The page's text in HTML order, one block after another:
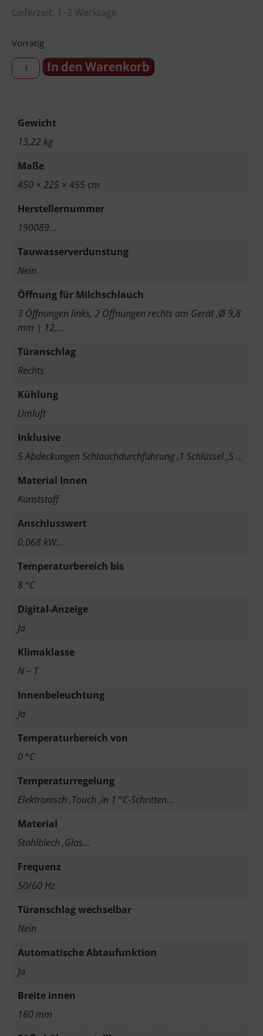
Lieferzeit: 1–2 Werktage
Vorrätig
In den Warenkorb
Gewicht
13,22 kg
Maße
450 × 225 × 455 cm
Herstellernummer
190089…
Tauwasserverdunstung
Nein
Öffnung für Milchschlauch
3 Öffnungen links, 2 Öffnungen rechts am Gerät ,Ø 9,8
mm | 12,…
Türanschlag
Rechts
Kühlung
Umluft
Inklusive
5 Abdeckungen Schlauchdurchführung ,1 Schlüssel ,5 …
Material Innen
Kunststoff
Anschlusswert
0,068 kW…
Temperaturbereich bis
8 °C
Digital-Anzeige
Ja
Klimaklasse
N – T
Innenbeleuchtung
Ja
Temperaturbereich von
0 °C
Temperaturregelung
Elektronisch ,Touch ,in 1 °C-Schritten…
Material
Stahlblech ,Glas…
Frequenz
50/60 Hz
Türanschlag wechselbar
Nein
Automatische Abtaufunktion
Ja
Breite innen
160 mm